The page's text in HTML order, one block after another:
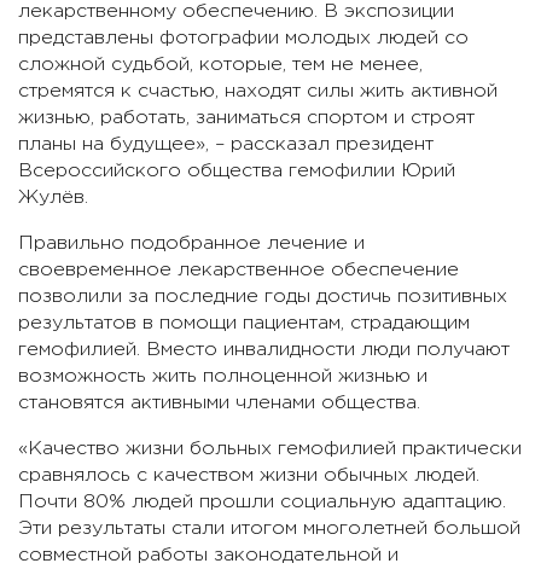
лекарственному обеспечению. В экспозиции
представлены фотографии молодых людей со
сложной судьбой, которые, тем не менее,
стремятся к счастью, находят силы жить активной
жизнью, работать, заниматься спортом и строят
планы на будущее», – рассказал президент
Всероссийского общества гемофилии Юрий
Жулёв.
Правильно подобранное лечение и
своевременное лекарственное обеспечение
позволили за последние годы достичь позитивных
результатов в помощи пациентам, страдающим
гемофилией. Вместо инвалидности люди получают
возможность жить полноценной жизнью и
становятся активными членами общества.
«Качество жизни больных гемофилией практически
сравнялось с качеством жизни обычных людей.
Почти 80% людей прошли социальную адаптацию.
Эти результаты стали итогом многолетней большой
совместной работы законодательной и